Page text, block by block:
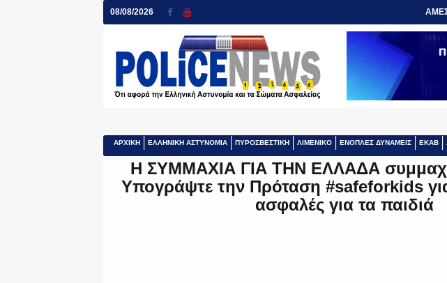
08/08/2026
ΑΡΧΙΚΗ ΕΛΛΗΝΙΚΗ ΑΣΤΥΝΟΜΙΑ ΠΥΡΟΣΒΕΣΤΙΚΗ ΛΙΜΕΝΙΚΟ ΕΝΟΠΛΕΣ ΔΥΝΑΜΕΙΣ ΕΚΑΒ
Η ΣΥΜΜΑΧΙΑ ΓΙΑ ΤΗΝ ΕΛΛΑΔΑ
Υπογράψτε την Πρόταση #safeforkids
ασφαλές για τα παιδιά